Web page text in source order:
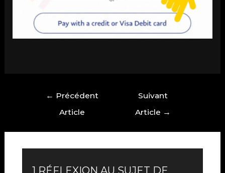
Navigation
← Précédent
Article
Suivant
Article →
1 RÉFLEXION AU SUJET DE